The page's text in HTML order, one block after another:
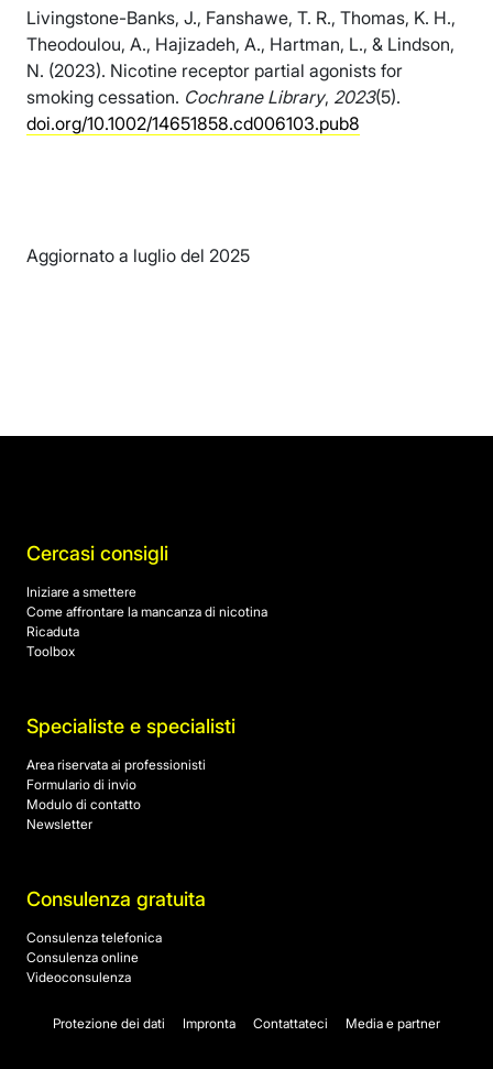
Livingstone-Banks, J., Fanshawe, T. R., Thomas, K. H.,
Theodoulou, A., Hajizadeh, A., Hartman, L., & Lindson,
N. (2023). Nicotine receptor partial agonists for
smoking cessation. Cochrane Library, 2023(5).
doi.org/10.1002/14651858.cd006103.pub8
Aggiornato a luglio del 2025
Cercasi consigli
Iniziare a smettere
Come affrontare la mancanza di nicotina
Ricaduta
Toolbox
Specialiste e specialisti
Area riservata ai professionisti
Formulario di invio
Modulo di contatto
Newsletter
Consulenza gratuita
Consulenza telefonica
Consulenza online
Videoconsulenza
Protezione dei dati Impronta Contattateci Media e partner